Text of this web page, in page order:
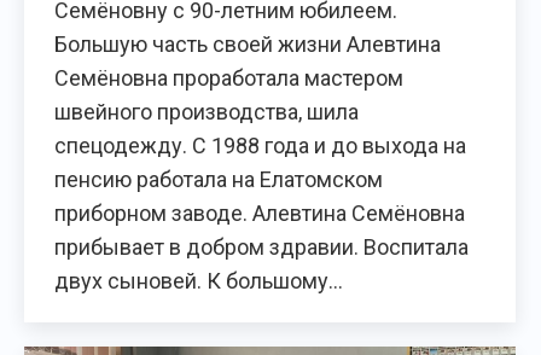
Семёновну с 90-летним юбилеем.
Большую часть своей жизни Алевтина
Семёновна проработала мастером
швейного производства, шила
спецодежду. С 1988 года и до выхода на
пенсию работала на Елатомском
приборном заводе. Алевтина Семёновна
прибывает в добром здравии. Воспитала
двух сыновей. К большому…